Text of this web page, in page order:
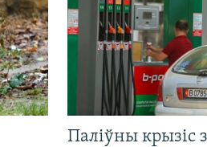
Паліўны крызіс з